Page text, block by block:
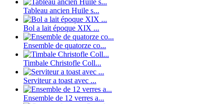
Tableau ancien Huile s...
Bol a lait époque XIX ...
Ensemble de quatorze co...
Timbale Christofle Coll...
Serviteur a toast avec ...
Ensemble de 12 verres a...